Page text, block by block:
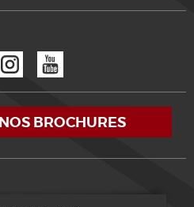
BROCHURES